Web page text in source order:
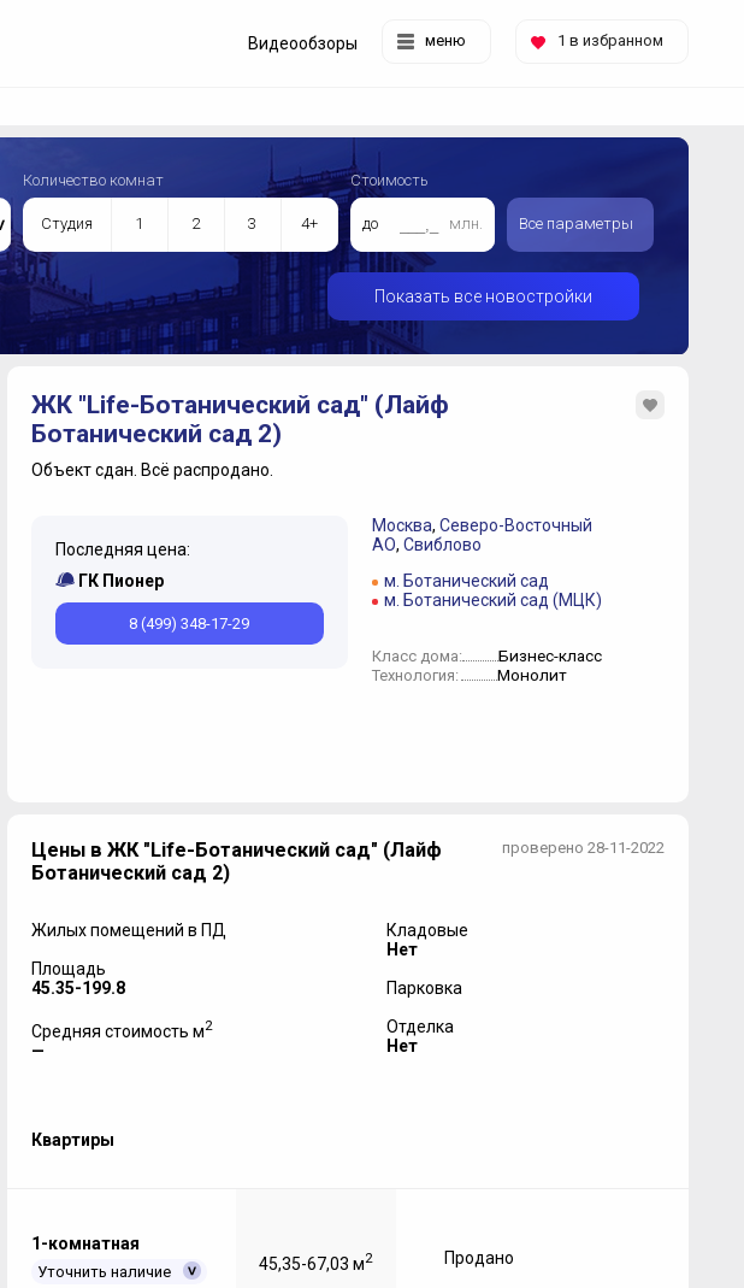
меню 1 в избранном
Видеообзоры
Количество комнат
Студия 1 2 3 4+
Стоимость
до млн. Все параметры
Показать все новостройки
ЖК "Life-Ботанический сад" (Лайф
Ботанический сад 2)
Объект сдан. Всё распродано.
Последняя цена:
ГК Пионер
8 (499) 348-17-29
Москва, Северо-Восточный
АО, Свиблово
м. Ботанический сад
м. Ботанический сад (МЦК)
Класс дома: Бизнес-класс
Технология: Монолит
проверено 28-11-2022
Цены в ЖК "Life-Ботанический сад" (Лайф
Ботанический сад 2)
Жилых помещений в ПД
Площадь
45.35-199.8
Средняя стоимость м2
—
Кладовые
Нет
Парковка
Отделка
Нет
Квартиры
1-комнатная
Уточнить наличие 45,35-67,03 м2 Продано